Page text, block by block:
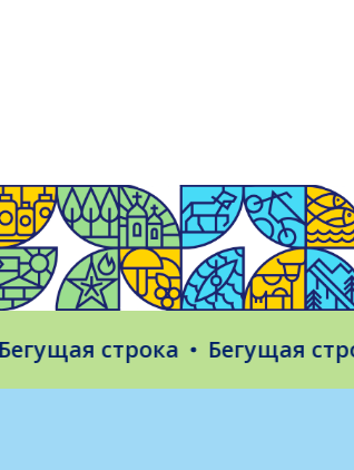
строка Бегущая строка